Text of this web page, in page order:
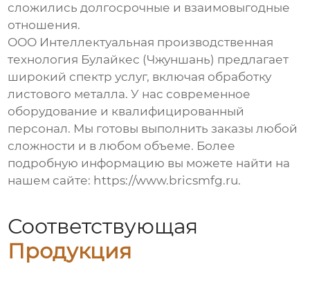
сложились долгосрочные и взаимовыгодные
отношения.
ООО Интеллектуальная производственная
технология Булайкес (Чжуншань) предлагает
широкий спектр услуг, включая обработку
листового металла. У нас современное
оборудование и квалифицированный
персонал. Мы готовы выполнить заказы любой
сложности и в любом объеме. Более
подробную информацию вы можете найти на
нашем сайте: https://www.bricsmfg.ru.
Соответствующая
Продукция